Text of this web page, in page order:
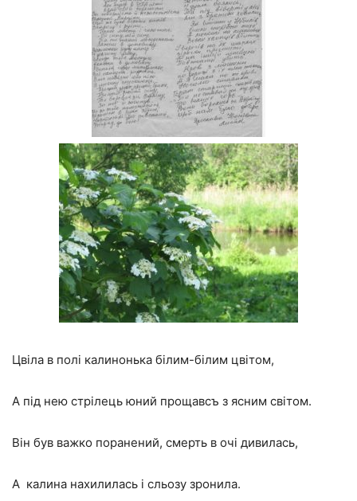
Цвіла в полі калинонька білим-білим цвітом,
А під нею стрілець юний прощавсъ з ясним світом.
Він був важко поранений, смерть в очi дивилась,
А калина нахилилась і сльозу зронила.